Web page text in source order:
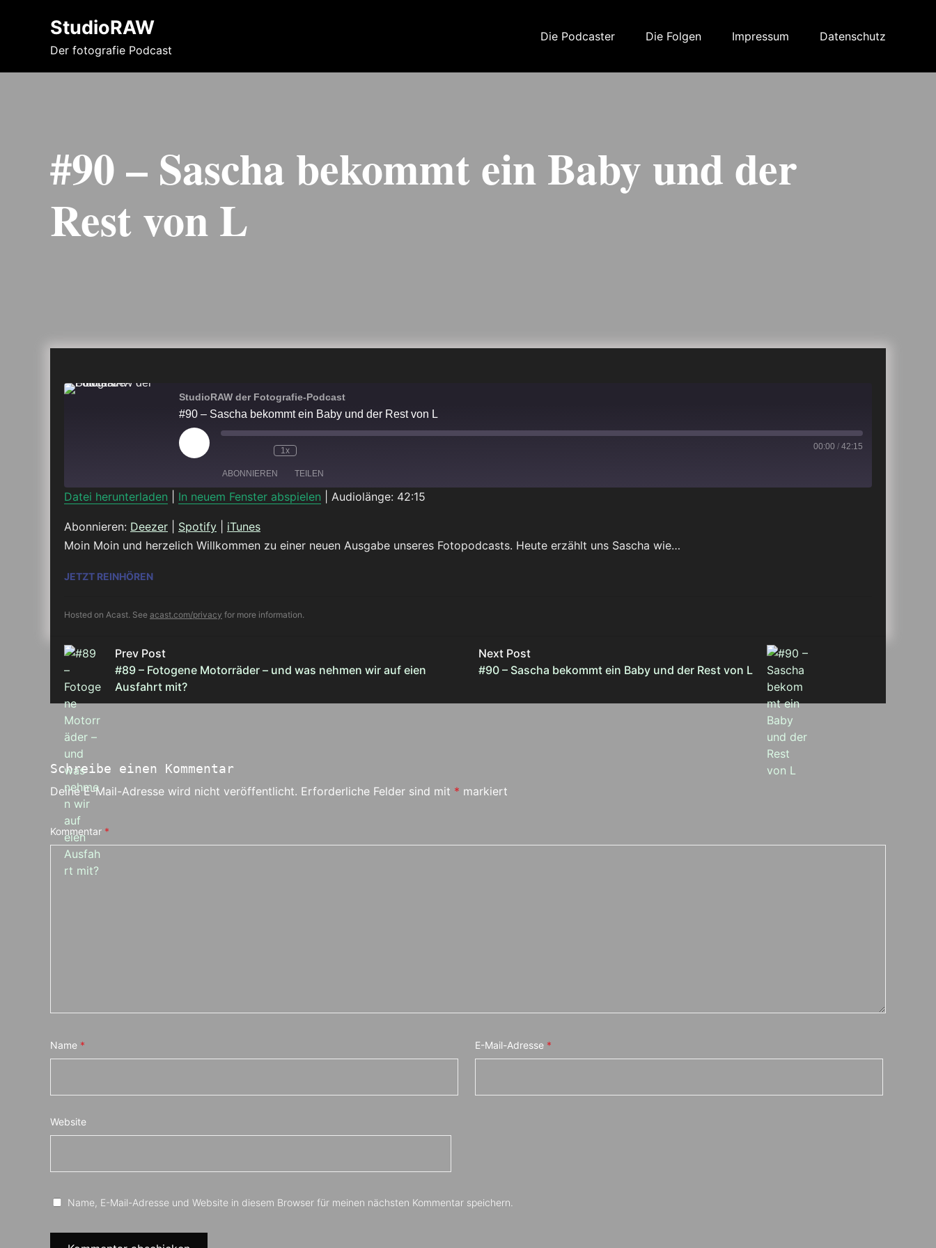
StudioRAW
Der fotografie Podcast
Die Podcaster Die Folgen Impressum Datenschutz
#90 – Sascha bekommt ein Baby und der
Rest von L
StudioRAW der Fotografie-Podcast
#90 – Sascha bekommt ein Baby und der Rest von L
Play
Episode
1x 00:00 / 42:15
ABONNIEREN TEILEN
RSS FEED
LINK
EMBED
Datei herunterladen In neuem Fenster abspielen Audiolänge: 42:15
Abonnieren: Deezer Spotify
iTunes
Moin Moin und herzelich Willkommen zu einer neuen Ausgabe unseres Fotopodcasts. Heute erzählt uns Sascha wie…
JETZT REINHÖREN#90 – SASCHA BEKOMMT EIN BABY UND DER REST VON L
Hosted on Acast. See acast.com/privacy for more information.
Prev Post
#89 – Fotogene Motorräder – und was nehmen wir auf eien
Ausfahrt mit?
Next Post
#90 – Sascha bekommt ein Baby und der Rest von L
Schreibe einen Kommentar
Deine E-Mail-Adresse wird nicht veröffentlicht. Erforderliche Felder sind mit * markiert
Kommentar *
Name * E-Mail-Adresse *
Website
Name, E-Mail-Adresse und Website in diesem Browser für meinen nächsten Kommentar speichern.